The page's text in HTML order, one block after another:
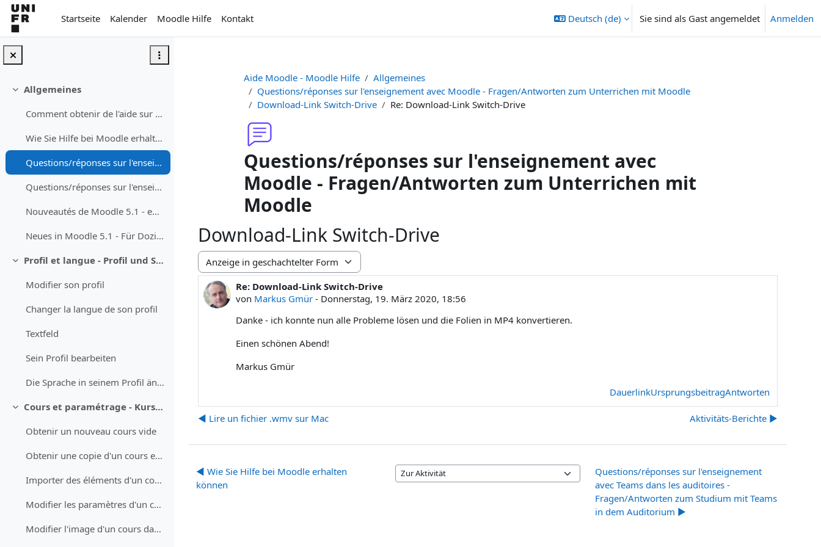
Zum Hauptinhalt
Startseite
Kalender Moodle Hilfe Kontakt Deutsch ‎(de)‎ Sie sind als Gast angemeldet Anmelden
Einklappen
Allgemeines
Comment obtenir de l'aide sur Moodle
Wie Sie Hilfe bei Moodle erhalten können
Questions/réponses sur l'enseignement avec Moodle - Fragen/Antworten zum Unterrichen mit Moodle
Questions/réponses sur l'enseignement avec Teams dans les auditoires - Fragen/Antworten zum Studium mit Teams in dem Auditorium
Nouveautés de Moodle 5.1 - enseignant·e
Neues in Moodle 5.1 - Für Dozierende
Einklappen
Profil et langue - Profil und Sprache
Modifier son profil
Changer la langue de son profil
Textfeld
Sein Profil bearbeiten
Die Sprache in seinem Profil ändern
Einklappen
Cours et paramétrage - Kurse und Einstellungen
Obtenir un nouveau cours vide
Obtenir une copie d'un cours existant
Importer des éléments d'un cours (test QCM, devoir, questions)
Modifier les paramètres d'un cours
Modifier l'image d'un cours dans le tableau de bord
Aide Moodle - Moodle Hilfe
Allgemeines
Questions/réponses sur l'enseignement avec Moodle - Fragen/Antworten zum Unterrichen mit Moodle
Download-Link Switch-Drive
Re: Download-Link Switch-Drive
Questions/réponses sur l'enseignement avec
Moodle - Fragen/Antworten zum Unterrichen mit
Moodle
Download-Link Switch-Drive
Anzeigemodus
Re: Download-Link Switch-Drive
von Markus Gmür - Donnerstag, 19. März 2020, 18:56
Anzahl Antworten: 0
Danke - ich konnte nun alle Probleme lösen und die Folien in MP4 konvertieren.
Einen schönen Abend!
Markus Gmür
DauerlinkUrsprungsbeitragAntworten
◀︎ Lire un fichier .wmv sur Mac Aktivitäts-Berichte ▶︎
◀︎ Wie Sie Hilfe bei Moodle erhalten
können
Zur Aktivität
Questions/réponses sur l'enseignement
avec Teams dans les auditoires -
Fragen/Antworten zum Studium mit Teams
in dem Auditorium ▶︎